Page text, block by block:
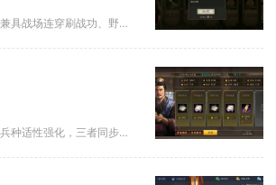
三国志战略版诸葛枪的核心作用是依靠诸葛亮自带的神机妙算机制克制绝大多数主动战法输出队伍，兼具战场连穿刷战功、野战拦截法系...
三国志战略版提升兵种等级分为三大核心维度，分别是城建兵种科技升级、特殊兵种战法进阶、武将兵种适性强化，三者同步推进才能完...